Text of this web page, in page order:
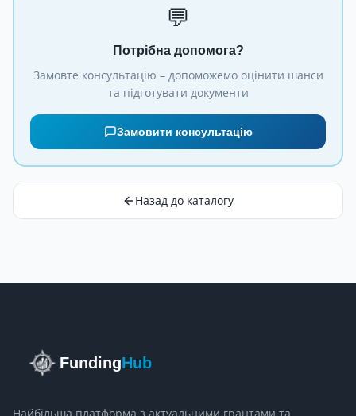
💬
Потрібна допомога?
Замовте консультацію – допоможемо оцінити шанси
та підготувати документи
Замовити консультацію
Назад до каталогу
FundingHub